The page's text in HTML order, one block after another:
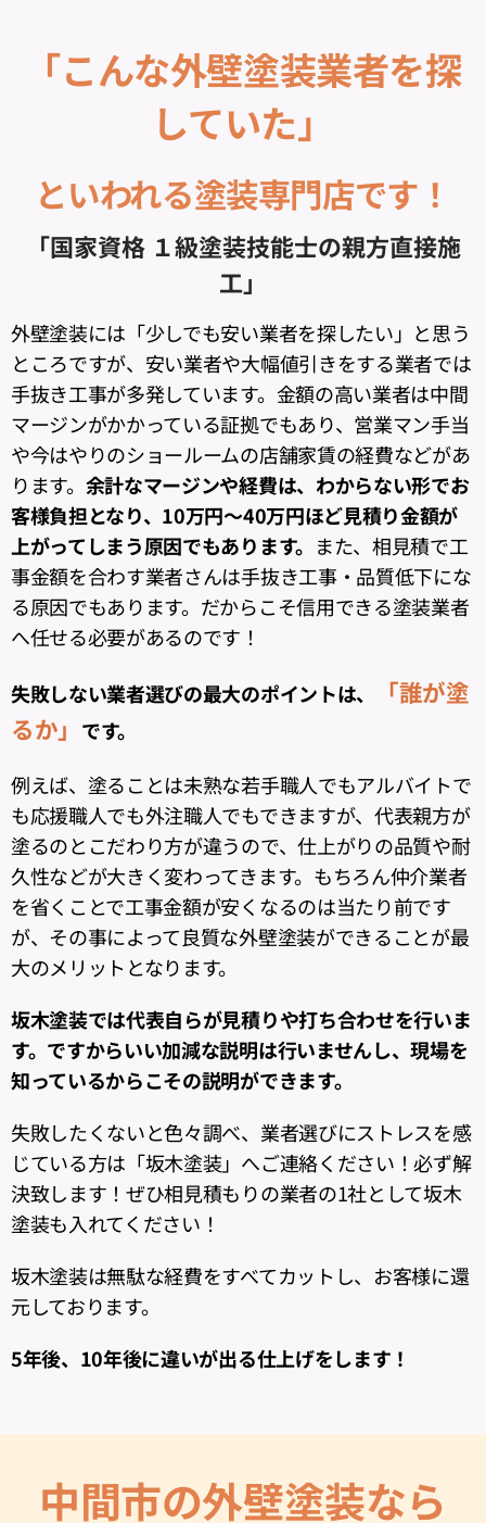
「こんな外壁塗装業者を探
していた」
といわれる塗装専門店です！
「国家資格 １級塗装技能士の親方直接施
工」
外壁塗装には「少しでも安い業者を探したい」と思う
ところですが、安い業者や大幅値引きをする業者では
手抜き工事が多発しています。金額の高い業者は中間
マージンがかかっている証拠でもあり、営業マン手当
や今はやりのショールームの店舗家賃の経費などがあ
ります。 余計なマージンや経費は、わからない形でお
客様負担となり、10万円～40万円ほど見積り金額が
上がってしまう原因でもあります。 また、相見積で工
事金額を合わす業者さんは手抜き工事・品質低下にな
る原因でもあります。だからこそ信用できる塗装業者
へ任せる必要があるのです！
失敗しない業者選びの最大のポイントは、
「誰が塗
るか」 です。
例えば、塗ることは未熟な若手職人でもアルバイトで
も応援職人でも外注職人でもできますが、代表親方が
塗るのとこだわり方が違うので、仕上がりの品質や耐
久性などが大きく変わってきます。もちろん仲介業者
を省くことで工事金額が安くなるのは当たり前です
が、その事によって良質な外壁塗装ができることが最
大のメリットとなります。
坂木塗装では代表自らが見積りや打ち合わせを行いま
す。ですからいい加減な説明は行いませんし、現場を
知っているからこその説明ができます。
失敗したくないと色々調べ、業者選びにストレスを感
じている方は「坂木塗装」へご連絡ください！必ず解
決致します！ぜひ相見積もりの業者の1社として坂木
塗装も入れてください！
坂木塗装は無駄な経費をすべてカットし、お客様に還
元しております。
5年後、10年後に違いが出る仕上げをします！
中間市の外壁塗装なら